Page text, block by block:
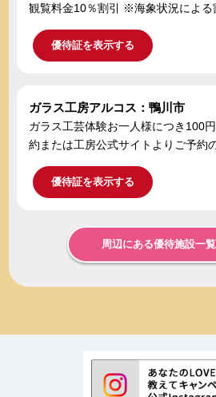
観覧料金10％割引 ※海象状況による
優待証を表示する
ガラス工房アルコス：鴨川市
ガラス工芸体験お一人様につき
約または工房公式サイトよりご予約
優待証を表示する
周辺にある優待施設一